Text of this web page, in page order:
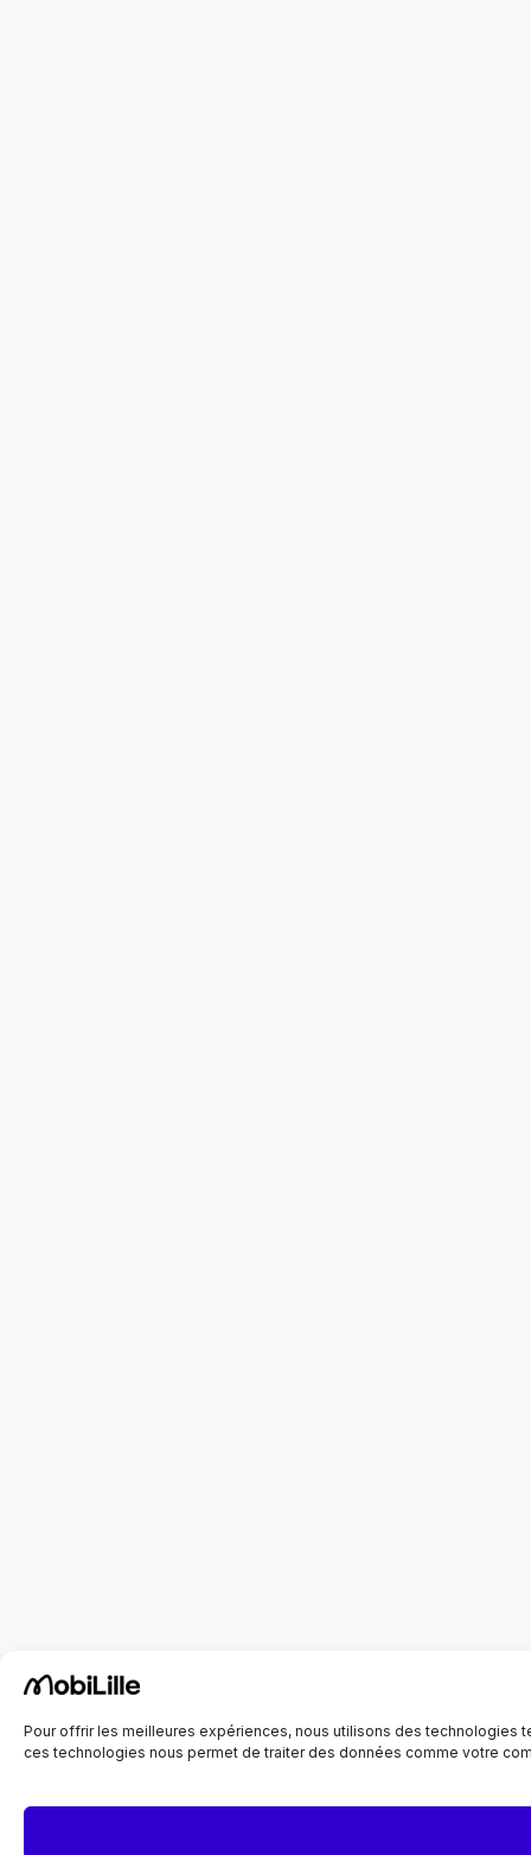
Pour offrir les meilleures expériences, nous utilisons des
ces technologies nous permet de traiter des données comme votre